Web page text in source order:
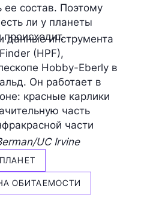
состав. Поэтому
ли у планеты
данные инструмента
(HPF),
Hobby-Eberly в
Он работает в
красные карлики
часть
части
UC Irvine
ОБИТАЕМОСТИ